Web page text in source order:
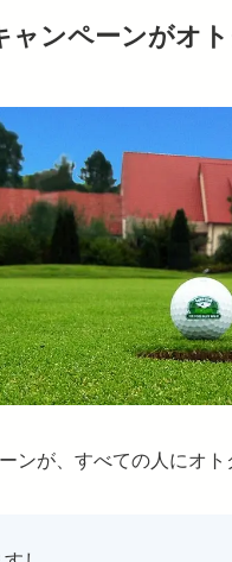
ャンペーンがオ
ンが、すべての人にオト